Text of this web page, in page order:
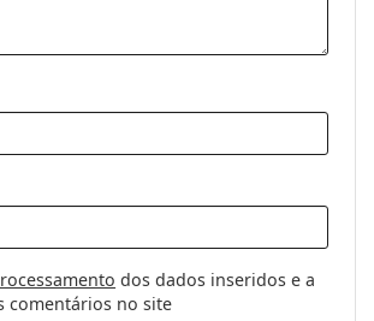
Sim
Sim
Óculos graduados
dos dados inseridos e a
comentários no site